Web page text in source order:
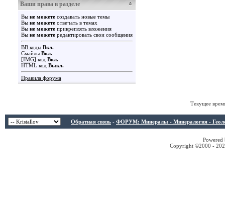
Ваши права в разделе
Вы не можете создавать новые темы
Вы не можете отвечать в темах
Вы не можете прикреплять вложения
Вы не можете редактировать свои сообщения
BB коды Вкл.
Смайлы Вкл.
[IMG] код Вкл.
HTML код Выкл.
Правила форума
Текущее
Обратная связь - ФОРУМ: Минералы - Минералогия -
Copyright ©2000 -